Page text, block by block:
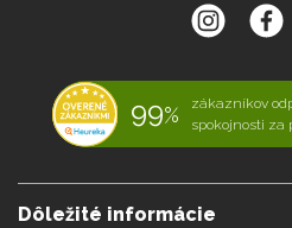
99%
zákazníkov
spokojnosti za
Dôležité informácie